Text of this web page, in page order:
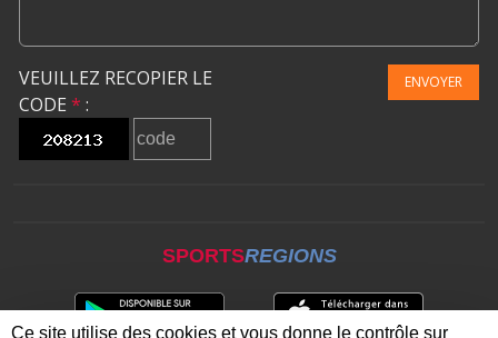
VEUILLEZ RECOPIER LE
CODE * :
ENVOYER
SPORTSREGIONS
Ce site utilise des cookies et vous donne le contrôle sur